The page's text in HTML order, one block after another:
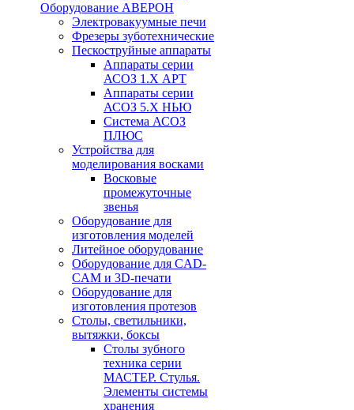
Оборудование АВЕРОН
Электровакуумные печи
Фрезеры зуботехнические
Пескоструйные аппараты
Аппараты серии
АСОЗ 1.Х АРТ
Аппараты серии
АСОЗ 5.Х НЬЮ
Система АСОЗ
ПЛЮС
Устройства для
моделирования восками
Восковые
промежуточные
звенья
Оборудование для
изготовления моделей
Литейное оборудование
Оборудование для CAD-
CAM и 3D-печати
Оборудование для
изготовления протезов
Cтолы, светильники,
вытяжки, боксы
Столы зубного
техника серии
МАСТЕР. Стулья.
Элементы системы
хранения